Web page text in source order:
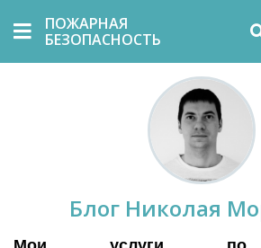
ПОЖАРНАЯ
БЕЗОПАСНОСТЬ
Блог Николая